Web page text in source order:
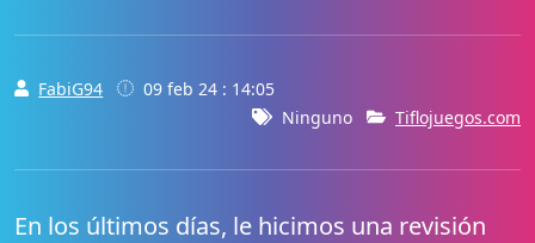
FabiG94
09 feb 24 : 14:05
Ninguno
Tiflojuegos.com
En los últimos días, le hicimos una revisión